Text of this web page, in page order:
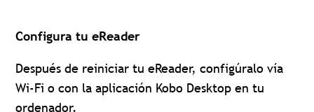
Configura tu eReader
Después de reiniciar tu eReader, configúralo vía
Wi-Fi o con la aplicación Kobo Desktop en tu
ordenador.